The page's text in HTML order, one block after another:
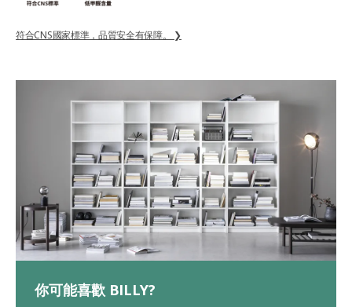
符合CNS國家標準，品質安全有保障。 ❯
你可能喜歡 BILLY?